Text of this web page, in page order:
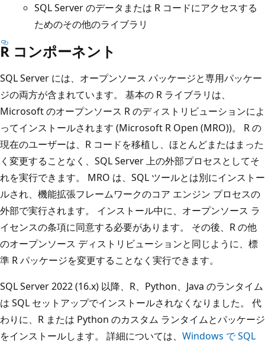
SQL Server のデータまたは R コードにアクセスする
ためのその他のライブラリ
R コンポーネント
SQL Server には、オープンソース パッケージと専用パッケー
ジの両方が含まれています。 基本の R ライブラリは、
Microsoft のオープンソース R のディストリビューションによ
ってインストールされます (Microsoft R Open (MRO))。 R の
現在のユーザーは、R コードを移植し、ほとんどまたはまった
く変更することなく、SQL Server 上の外部プロセスとしてそ
れを実行できます。 MRO は、SQL ツールとは別にインストー
ルされ、機能拡張フレームワークのコア エンジン プロセスの
外部で実行されます。 インストール中に、オープンソース ラ
イセンスの条項に同意する必要があります。 その後、R の他
のオープンソース ディストリビューションと同じように、標
準 R パッケージを変更することなく実行できます。
SQL Server 2022 (16.x) 以降、R、Python、Java のランタイム
は SQL セットアップでインストールされなくなりました。 代
わりに、R または Python のカスタム ランタイムとパッケージ
をインストールします。 詳細については、 Windows で SQL